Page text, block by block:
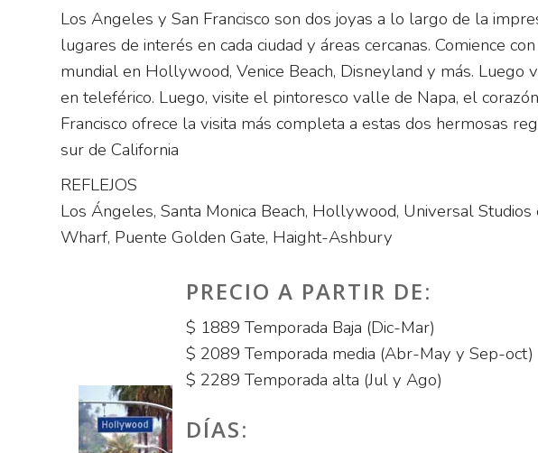
Los Angeles y San Francisco son dos joyas a lo largo de la
lugares de interés en cada ciudad y áreas cercanas. Comience
mundial en Hollywood, Venice Beach, Disneyland y más.
en teleférico. Luego, visite el pintoresco valle de Napa, el
Francisco ofrece la visita más completa a estas dos hermosas
sur de California
REFLEJOS
Los Ángeles, Santa Monica Beach, Hollywood, Universal Studios
Wharf, Puente Golden Gate, Haight-Ashbury
PRECIO A PARTIR DE:
$ 1889 Temporada Baja (Dic-Mar)
$ 2089 Temporada media (Abr-May y Sep-oct)
$ 2289 Temporada alta (Jul y Ago)
DÍAS: